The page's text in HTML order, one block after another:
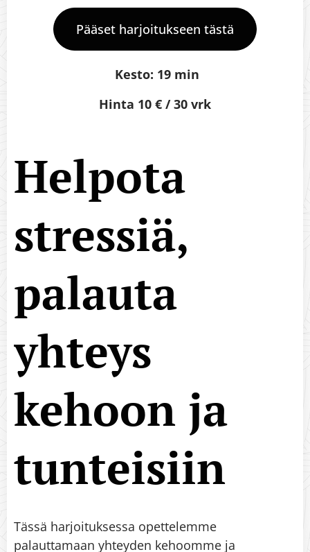
Pääset harjoitukseen tästä
Kesto: 19 min
Hinta 10 € / 30 vrk
Helpota
stressiä,
palauta
yhteys
kehoon ja
tunteisiin
Tässä harjoituksessa opettelemme
palauttamaan yhteyden kehoomme ja